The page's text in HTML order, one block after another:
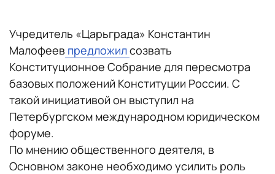
Учредитель «Царьграда» Константин
Малофеев предложилсозвать
Конституционное Собрание для пересмотра
базовых положений Конституции России. С
такой инициативой он выступил на
Петербургском международном юридическом
форуме.
По мнению общественного деятеля, в
Основном законе необходимо усилить роль